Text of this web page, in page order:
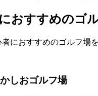
おすすめのゴ
におすすめのゴルフ場
しおゴルフ場